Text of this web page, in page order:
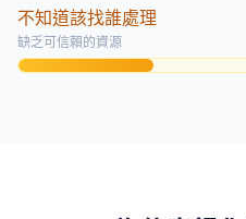
不知道該找誰處理
缺乏可信賴的資源